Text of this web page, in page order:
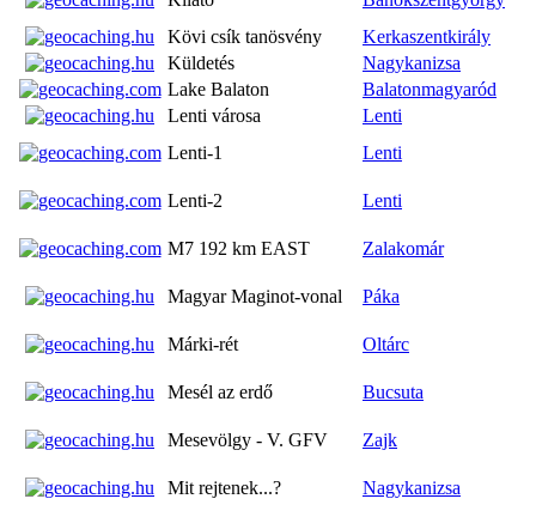
Kövi csík tanösvény
Kerkaszentkirály
Küldetés
Nagykanizsa
Lake Balaton
Balatonmagyaród
Lenti városa
Lenti
Lenti-1
Lenti
Lenti-2 Lenti
M7 192 km EAST Zalakomár
Magyar Maginot-vonal Páka
Márki-rét Oltárc
Mesél az erdő Bucsuta
Mesevölgy - V. GFV Zajk
Mit rejtenek...?
Nagykanizsa